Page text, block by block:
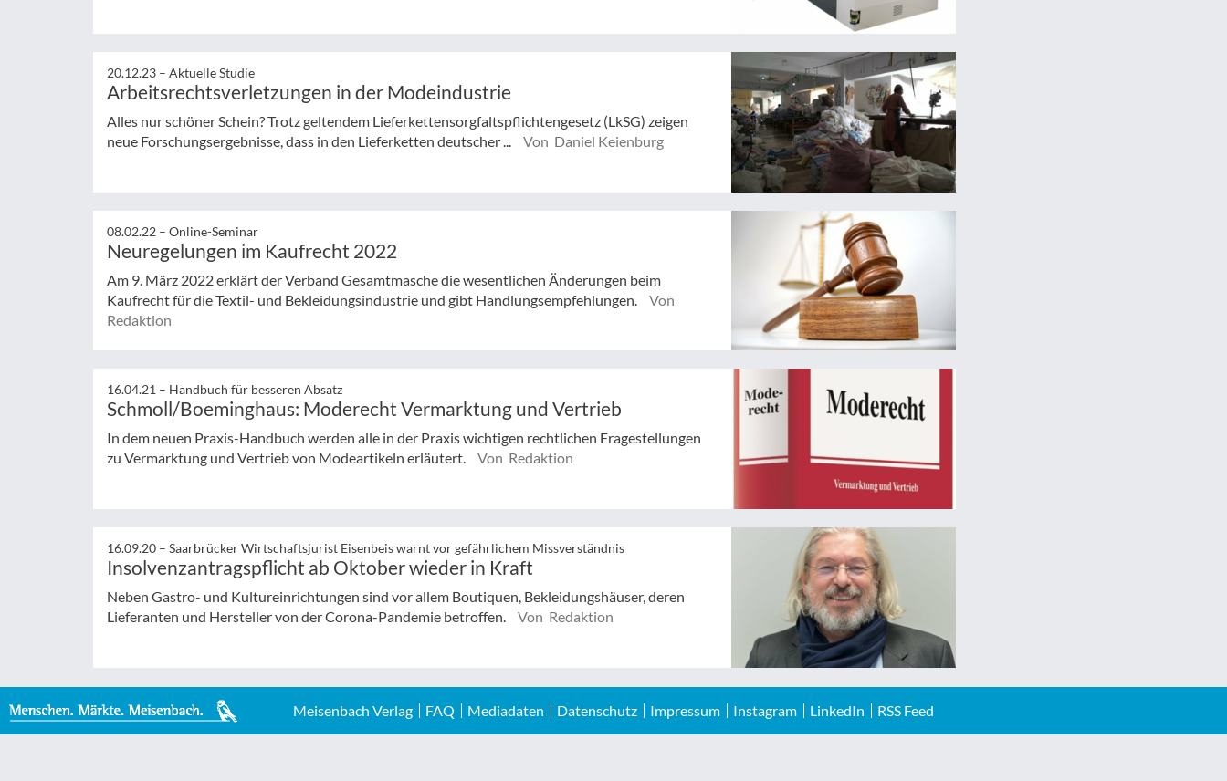
20.12.23 – Aktuelle Studie
Arbeitsrechtsverletzungen in der Modeindustrie
Alles nur schöner Schein? Trotz geltendem Lieferkettensorgfaltspflichtengesetz (LkSG) zeigen
neue Forschungsergebnisse, dass in den Lieferketten deutscher ...
Von Daniel Keienburg
08.02.22 – Online-Seminar
Neuregelungen im Kaufrecht 2022
Am 9. März 2022 erklärt der Verband Gesamtmasche die wesentlichen Änderungen beim
Kaufrecht für die Textil- und Bekleidungsindustrie und gibt Handlungsempfehlungen.
Von
Redaktion
16.04.21 – Handbuch für besseren Absatz
Schmoll/Boeminghaus: Moderecht Vermarktung und Vertrieb
In dem neuen Praxis-Handbuch werden alle in der Praxis wichtigen rechtlichen Fragestellungen
zu Vermarktung und Vertrieb von Modeartikeln erläutert.
Von Redaktion
16.09.20 – Saarbrücker Wirtschaftsjurist Eisenbeis warnt vor gefährlichem Missverständnis
Insolvenzantragspflicht ab Oktober wieder in Kraft
Neben Gastro- und Kultureinrichtungen sind vor allem Boutiquen, Bekleidungshäuser, deren
Lieferanten und Hersteller von der Corona-Pandemie betroffen.
Von Redaktion
Meisenbach Verlag FAQ Mediadaten Datenschutz Impressum Instagram LinkedIn RSS Feed